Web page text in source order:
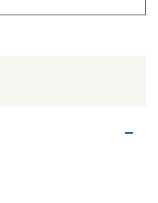
ス向上の取組み